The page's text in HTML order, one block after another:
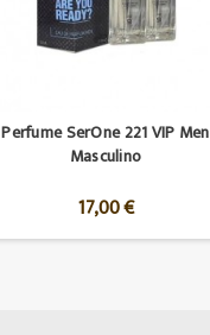
Perfume SerOne 221 VIP Men
Masculino
17,00 €